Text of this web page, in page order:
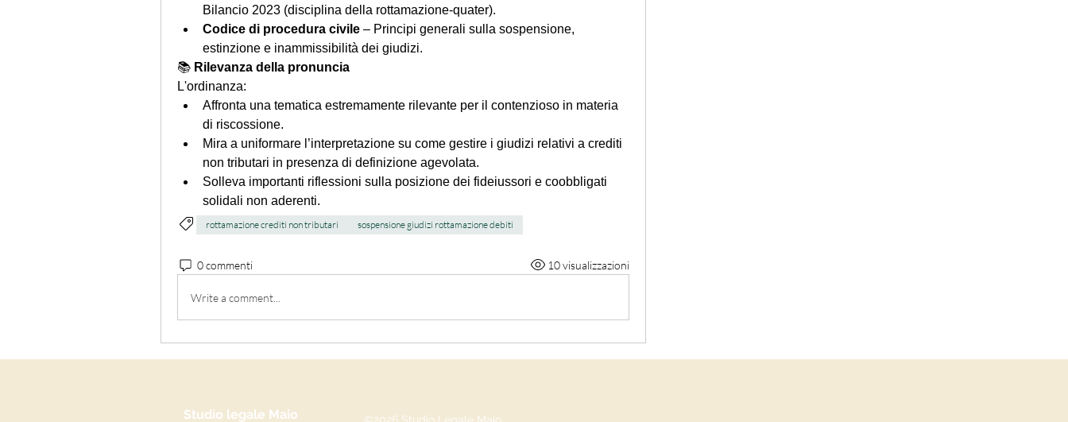
Bilancio 2023 (disciplina della rottamazione-quater).
Codice di procedura civile – Principi generali sulla sospensione,
estinzione e inammissibilità dei giudizi.
📚 Rilevanza della pronuncia
L'ordinanza:
Affronta una tematica estremamente rilevante per il contenzioso in materia
di riscossione.
Mira a uniformare l’interpretazione su come gestire i giudizi relativi a crediti
non tributari in presenza di definizione agevolata.
Solleva importanti riflessioni sulla posizione dei fideiussori e coobbligati
solidali non aderenti.
rottamazione crediti non tributari sospensione giudizi rottamazione debiti
0 commenti 10 visualizzazioni
Write a comment...
Studio legale Maio